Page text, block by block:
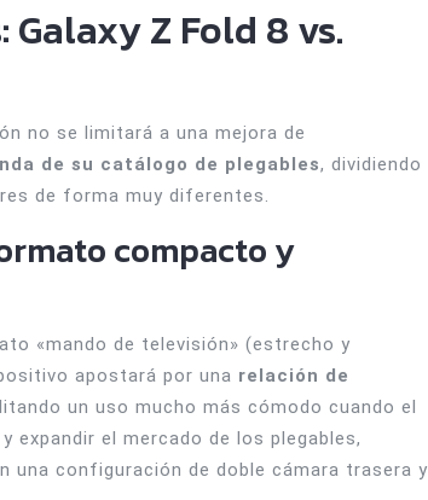
Z Fold 8 vs.
no se limitará a una mejora de
de su catálogo de plegables, dividiendo
de forma muy diferentes.
compacto y
«mando de televisión» (estrecho y
apostará por una relación de
un uso mucho más cómodo cuando el
el mercado de los plegables,
una configuración de doble cámara trasera y